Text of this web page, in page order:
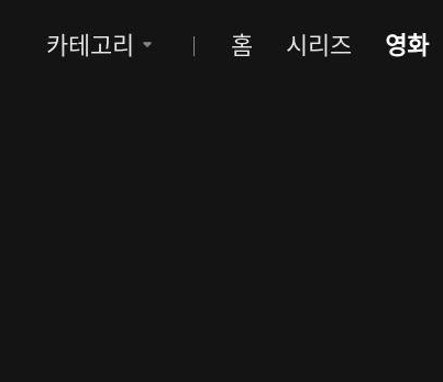
카테고리 홈 시리즈 영화